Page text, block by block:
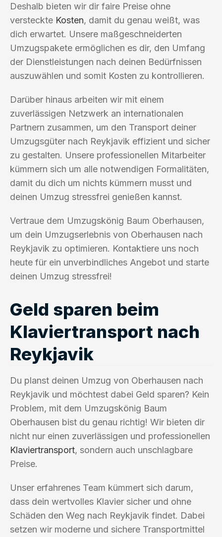
Deshalb bieten wir dir faire Preise ohne
versteckte Kosten, damit du genau weißt, was
dich erwartet. Unsere maßgeschneiderten
Umzugspakete ermöglichen es dir, den Umfang
der Dienstleistungen nach deinen Bedürfnissen
auszuwählen und somit Kosten zu kontrollieren.
Darüber hinaus arbeiten wir mit einem
zuverlässigen Netzwerk an internationalen
Partnern zusammen, um den Transport deiner
Umzugsgüter nach Reykjavik effizient und sicher
zu gestalten. Unsere professionellen Mitarbeiter
kümmern sich um alle notwendigen Formalitäten,
damit du dich um nichts kümmern musst und
deinen Umzug stressfrei genießen kannst.
Vertraue dem Umzugskönig Baum Oberhausen,
um dein Umzugserlebnis von Oberhausen nach
Reykjavik zu optimieren. Kontaktiere uns noch
heute für ein unverbindliches Angebot und starte
deinen Umzug stressfrei!
Geld sparen beim
Klaviertransport nach
Reykjavik
Du planst deinen Umzug von Oberhausen nach
Reykjavik und möchtest dabei Geld sparen? Kein
Problem, mit dem Umzugskönig Baum
Oberhausen bist du genau richtig! Wir bieten dir
nicht nur einen zuverlässigen und professionellen
Klaviertransport, sondern auch unschlagbare
Preise.
Unser erfahrenes Team kümmert sich darum,
dass dein wertvolles Klavier sicher und ohne
Schäden den Weg nach Reykjavik findet. Dabei
setzen wir moderne und sichere Transportmittel